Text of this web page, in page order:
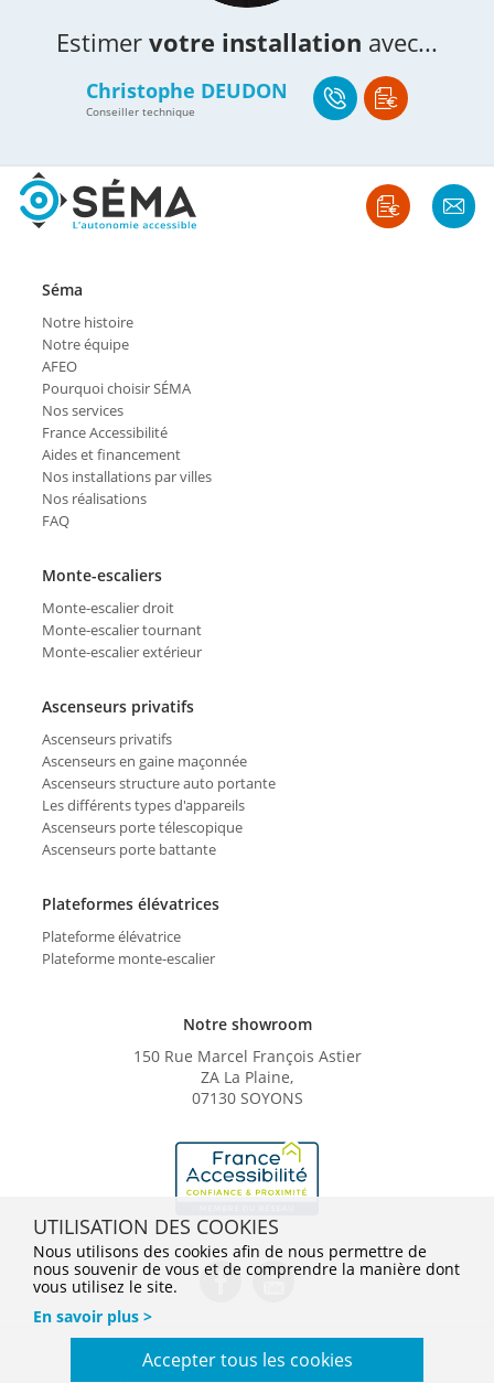
Estimer votre installation avec...
Christophe DEUDON
Conseiller technique
Notre showroom
150 Rue Marcel François Astier
ZA La Plaine,
07130 SOYONS
Séma
Notre histoire
Notre équipe
AFEO
Pourquoi choisir SÉMA
Nos services
France Accessibilité
Aides et financement
Nos installations par villes
Nos réalisations
FAQ
Monte-escaliers
Monte-escalier droit
Monte-escalier tournant
Monte-escalier extérieur
Ascenseurs privatifs
Ascenseurs privatifs
Ascenseurs en gaine maçonnée
Ascenseurs structure auto portante
Les différents types d'appareils
Ascenseurs porte télescopique
Ascenseurs porte battante
Plateformes élévatrices
Plateforme élévatrice
Plateforme monte-escalier
Conditions Générales de Vente
Mentions légales
Politique de confidentialité
UTILISATION DES COOKIES
Nous utilisons des cookies afin de nous permettre de
nous souvenir de vous et de comprendre la manière dont
vous utilisez le site.
En savoir plus >
Accepter tous les cookies